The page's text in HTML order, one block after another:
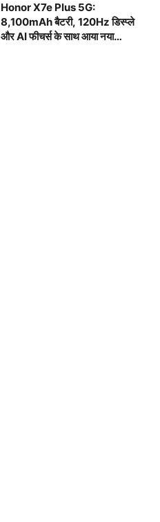
Honor X7e Plus 5G:
8,100mAh बैटरी, 120Hz डिस्प्ले
और AI फीचर्स के साथ आया नया